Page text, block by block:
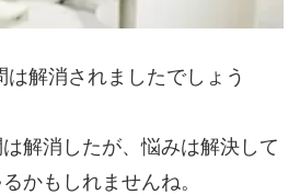
解消されましたでしょう
解消したが、悩みは解決して
かもしれませんね。